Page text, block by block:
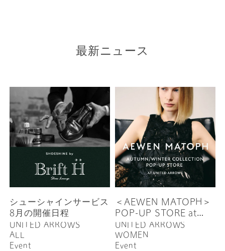
最新ニュース
シューシャインサービス
8月の開催日程
UNITED ARROWS
ALL
Event
＜AEWEN MATOPH＞
POP-UP STORE at
UNITED ARROWS
UNITED ARROWS
WOMEN
Event